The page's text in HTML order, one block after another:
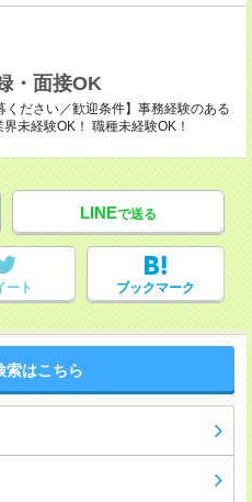
・面接OK
ください／歓迎条件】事務経験のある
未経験OK！ 職種未経験OK！
LINEで送る
ート ブックマーク
索はこちら